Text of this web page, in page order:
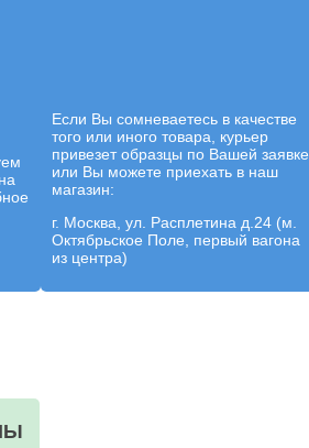
Если Вы сомневаетесь в качестве
того или иного товара, курьер
привезет образцы по Вашей заявке
или Вы можете приехать в наш
магазин:
г. Москва, ул. Расплетина д.24 (м.
Октябрьское Поле, первый вагона
из центра)